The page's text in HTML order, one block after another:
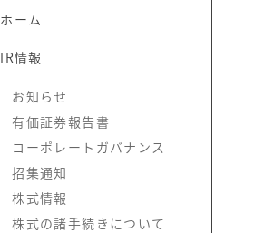
ホーム
IR情報
お知らせ
有価証券報告書
コーポレートガバナンス
招集通知
株式情報
株式の諸手続きについて